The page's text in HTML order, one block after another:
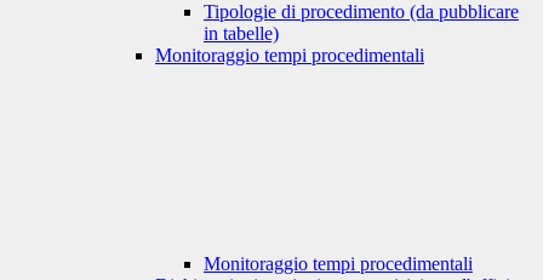
Tipologie di procedimento (da pubblicare
in tabelle)
Monitoraggio tempi procedimentali
Monitoraggio tempi procedimentali